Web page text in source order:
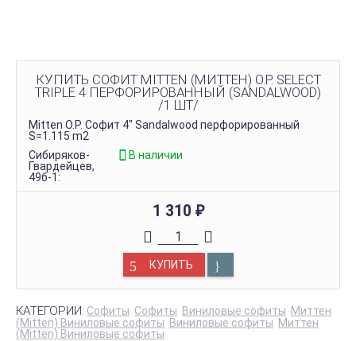
КУПИТЬ СОФИТ MITTEN (МИТТЕН) O.P. SELECT
TRIPLE 4 ПЕРФОРИРОВАННЫЙ (SANDALWOOD)
/1 ШТ/
Mitten O.P. Софит 4" Sandalwood перфорированный
S=1.115 m2
Сибиряков-
Гвардейцев,
49б-1:
В наличии
1 310 ₽
КУПИТЬ
КАТЕГОРИИ: Софиты Софиты Виниловые софиты Миттен
(Mitten) Виниловые софиты Виниловые софиты Миттен
(Mitten) Виниловые софиты